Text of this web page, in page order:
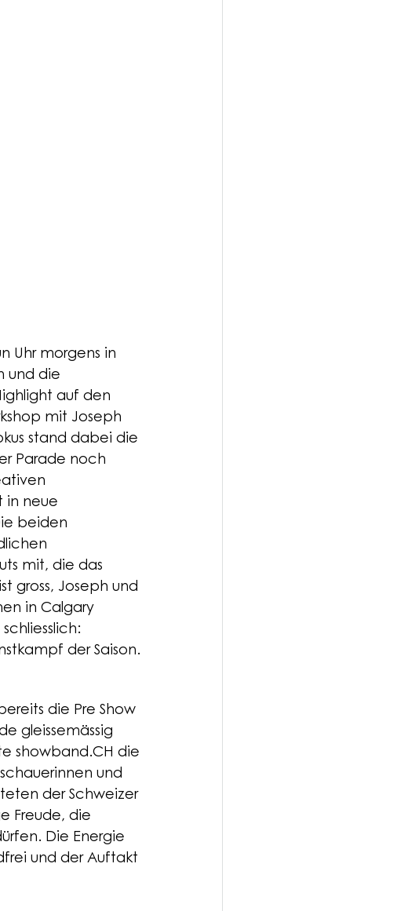
Uhr morgens in
und die
auf den
mit Joseph
stand dabei die
Parade noch
in neue
beiden
mit, die das
gross, Joseph und
in Calgary
der Saison.
die Pre Show
gleissemässig
showband.CH die
und
der Schweizer
Freude, die
Die Energie
und der Auftakt